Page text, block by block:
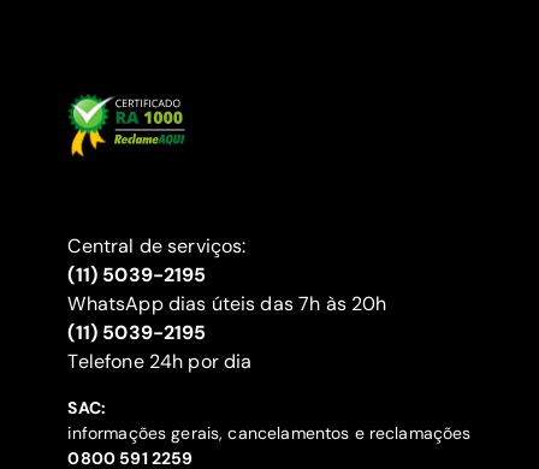
Central de serviços:
(11) 5039-2195
WhatsApp dias úteis das 7h às 20h
(11) 5039-2195
‍Telefone 24h por dia
SAC:
informações gerais, cancelamentos e reclamações
‍0800 591 2259